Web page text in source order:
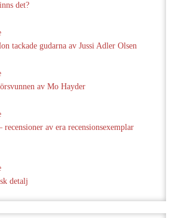
det?
tackade gudarna av Jussi Adler Olsen
av Mo Hayder
recensioner av era recensionsexemplar
detalj